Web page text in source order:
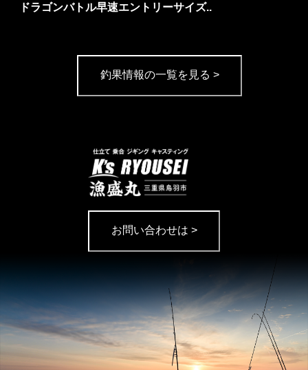
ドラゴンバトル早速エントリーサイズ..
釣果情報の一覧を見る >
お問い合わせは >